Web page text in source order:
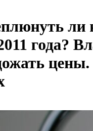
ли
года?